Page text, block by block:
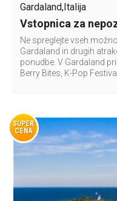
Gardaland,Italija
Vstopnica za
Ne spreglejte vseh
Gardaland in drugih
ponudbe. V Gardaland
Berry Bites, K-Pop
SUPER
CENA